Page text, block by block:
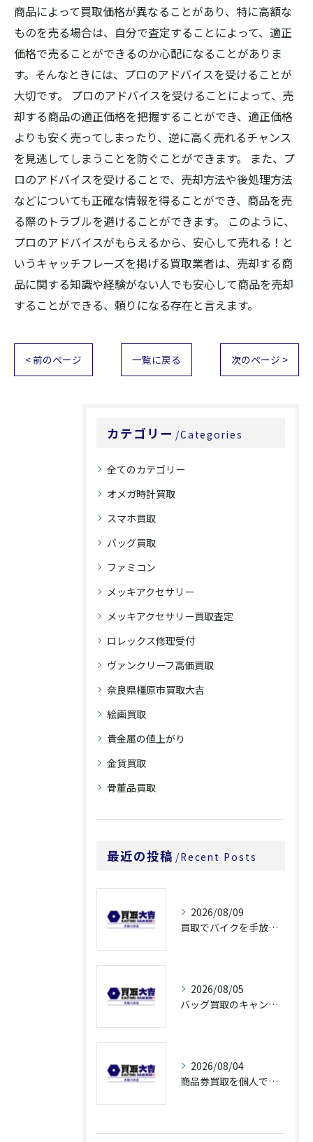
商品によって買取価格が異なることがあり、特に高額な
ものを売る場合は、自分で査定することによって、適正
価格で売ることができるのか心配になることがありま
す。そんなときには、プロのアドバイスを受けることが
大切です。 プロのアドバイスを受けることによって、売
却する商品の適正価格を把握することができ、適正価格
よりも安く売ってしまったり、逆に高く売れるチャンス
を見逃してしまうことを防ぐことができます。 また、プ
ロのアドバイスを受けることで、売却方法や後処理方法
などについても正確な情報を得ることができ、商品を売
る際のトラブルを避けることができます。 このように、
プロのアドバイスがもらえるから、安心して売れる！と
いうキャッチフレーズを掲げる買取業者は、売却する商
品に関する知識や経験がない人でも安心して商品を売却
することができる、頼りになる存在と言えます。
< 前のページ 一覧に戻る 次のページ >
カテゴリー Categories
全てのカテゴリー
オメガ時計買取
スマホ買取
バッグ買取
ファミコン
メッキアクセサリー
メッキアクセサリー買取査定
ロレックス修理受付
ヴァンクリーフ高価買取
奈良県橿原市買取大吉
絵画買取
貴金属の値上がり
金貨買取
骨董品買取
最近の投稿 Recent Posts
2026/08/09
買取でバイクを手放すなら奈良県橿原市大和郡山市の高額査定ポイントを解説
2026/08/05
バッグ買取のキャンペーンで奈良県橿原市でお得に売るための条件と注意点徹底ガイド
2026/08/04
商品券買取を個人で利用する際の奈良県橿原市で知っておきたい高換金ポイント